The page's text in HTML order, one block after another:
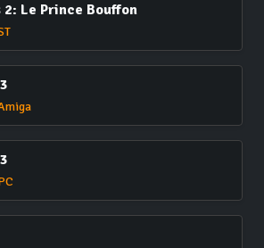
Le Prince Bouffon